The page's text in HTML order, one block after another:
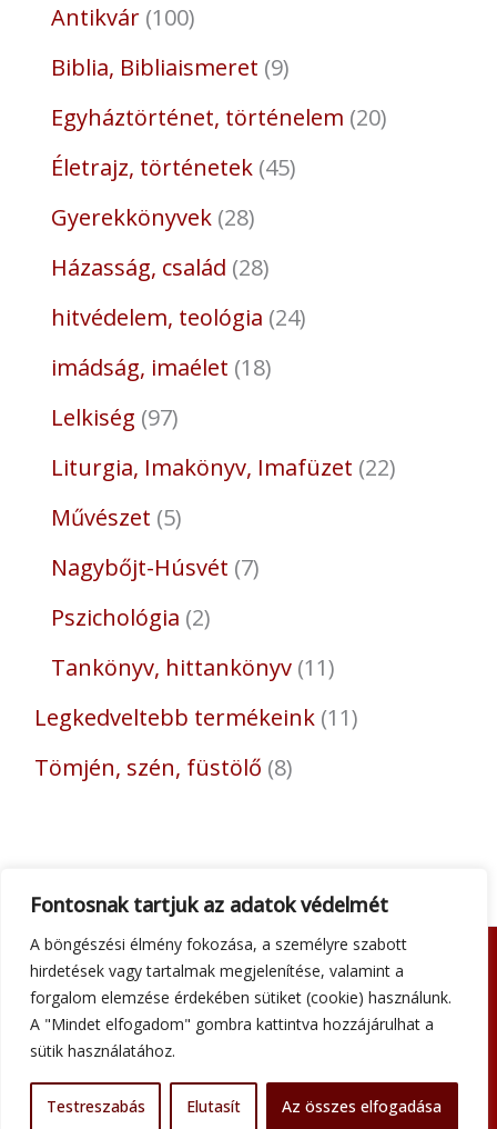
Fontosnak tartjuk az adatok védelmét
A böngészési élmény fokozása, a személyre szabott
hirdetések vagy tartalmak megjelenítése, valamint a
forgalom elemzése érdekében sütiket (cookie) használunk.
A "Mindet elfogadom" gombra kattintva hozzájárulhat a
sütik használatához.
Testreszabás Elutasít Az összes elfogadása
Antikvár 100
Biblia, Bibliaismeret 9
Egyháztörténet, történelem 20
Életrajz, történetek 45
Gyerekkönyvek 28
Házasság, család 28
hitvédelem, teológia 24
imádság, imaélet 18
Lelkiség 97
Liturgia, Imakönyv, Imafüzet 22
Művészet 5
Nagybőjt-Húsvét 7
Pszichológia 2
Tankönyv, hittankönyv 11
Legkedveltebb termékeink 11
Tömjén, szén, füstölő 8
Adatkezelési tájékoztató
Általános szerződési feltételek
Kapcsolat